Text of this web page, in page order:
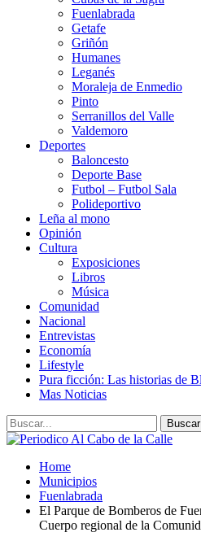
Fuenlabrada
Getafe
Griñón
Humanes
Leganés
Moraleja de Enmedio
Pinto
Serranillos del Valle
Valdemoro
Deportes
Baloncesto
Deporte Base
Futbol – Futbol Sala
Polideportivo
Leña al mono
Opinión
Cultura
Exposiciones
Libros
Música
Comunidad
Nacional
Entrevistas
Economía
Lifestyle
Pura ficción: Las historias de
Mas Noticias
Home
Municipios
Fuenlabrada
El Parque de Bomberos de
Cuerpo regional de la